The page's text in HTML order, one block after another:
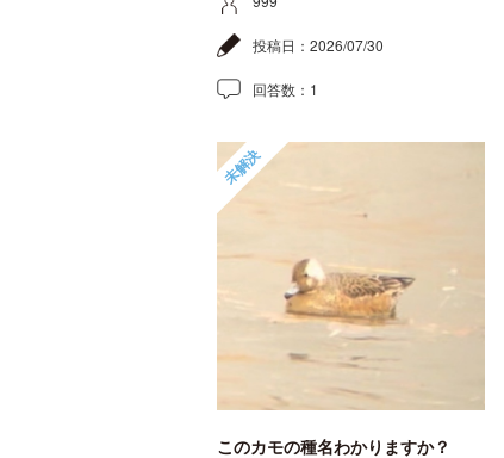
投稿日： 2026/07/30
回答数： 1
未解決
このカモの種名わかりますか？